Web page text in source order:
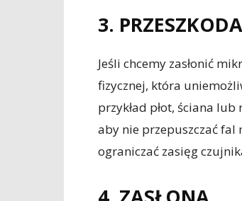
3.
Jeśli chcemy zasłonić
fizycznej, która
przykład płot, ściana
aby nie przepuszczać
ograniczać zasięg